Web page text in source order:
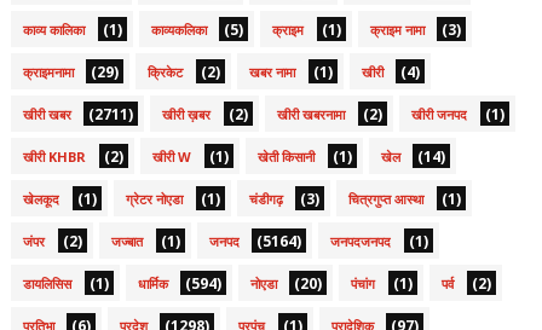
काव्य कालिका (1) काव्यकलिका (5) क्राइम (1) क्राइम नामा (3)
क्राइमनामा (29) क्रिकेट (2) खबर नामा (1) खीरी (4)
खीरी खबर (2711) खीरी ख़बर (2) खीरी खबरनामा (2) खीरी जनपद (1)
खीरी KHBR (2) खीरी W (1) खेती किसानी (1) खेल (14)
खेलकूद (1) ग्रेटर नोएडा (1) चंडीगढ़ (3) चित्रगुप्त आस्था (1)
जंपर (2) जज्बात (1) जनपद (5164) जनपदजनपद (1)
डायलिसिस (1) धार्मिक (594) नोएडा (20) पंचांग (1) पर्व (2)
प्रतिभा (6) प्रदेश (1298) प्रपंच (1) प्रादेशिक (97)